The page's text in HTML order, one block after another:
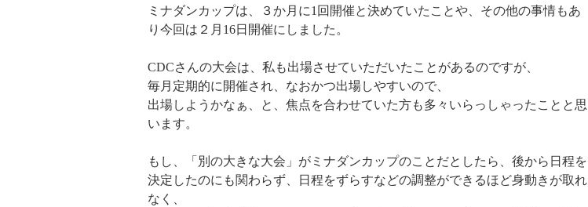
ミナダンカップは、３か月に1回開催と決めていたことや、その他の事情もあ
り今回は２月16日開催にしました。
CDCさんの大会は、私も出場させていただいたことがあるのですが、
毎月定期的に開催され、なおかつ出場しやすいので、
出場しようかなぁ、と、焦点を合わせていた方も多々いらっしゃったことと思
います。
もし、「別の大きな大会」がミナダンカップのことだとしたら、後から日程を
決定したのにも関わらず、日程をずらすなどの調整ができるほど身動きが取れ
なく、